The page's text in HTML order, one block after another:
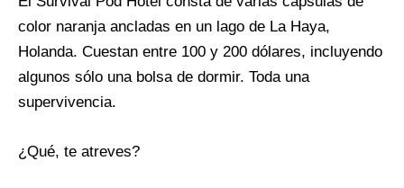
color naranja ancladas en un lago de La Haya,
Holanda. Cuestan entre 100 y 200 dólares, incluyendo
algunos sólo una bolsa de dormir. Toda una
supervivencia.
¿Qué, te atreves?